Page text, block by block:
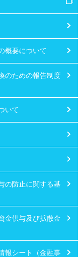
概要について
のための報告制度
いて
の防止に関する基
金供与及び拡散金
報シート（金融事